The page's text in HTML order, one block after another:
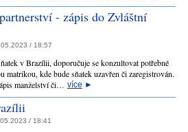
- zápis do Zvláštní
/ 18:57
v Brazílii, doporučuje se konzultovat potřebné
kde bude sňatek uzavřen či zaregistrován.
manželství či… více ►
/ 18:41